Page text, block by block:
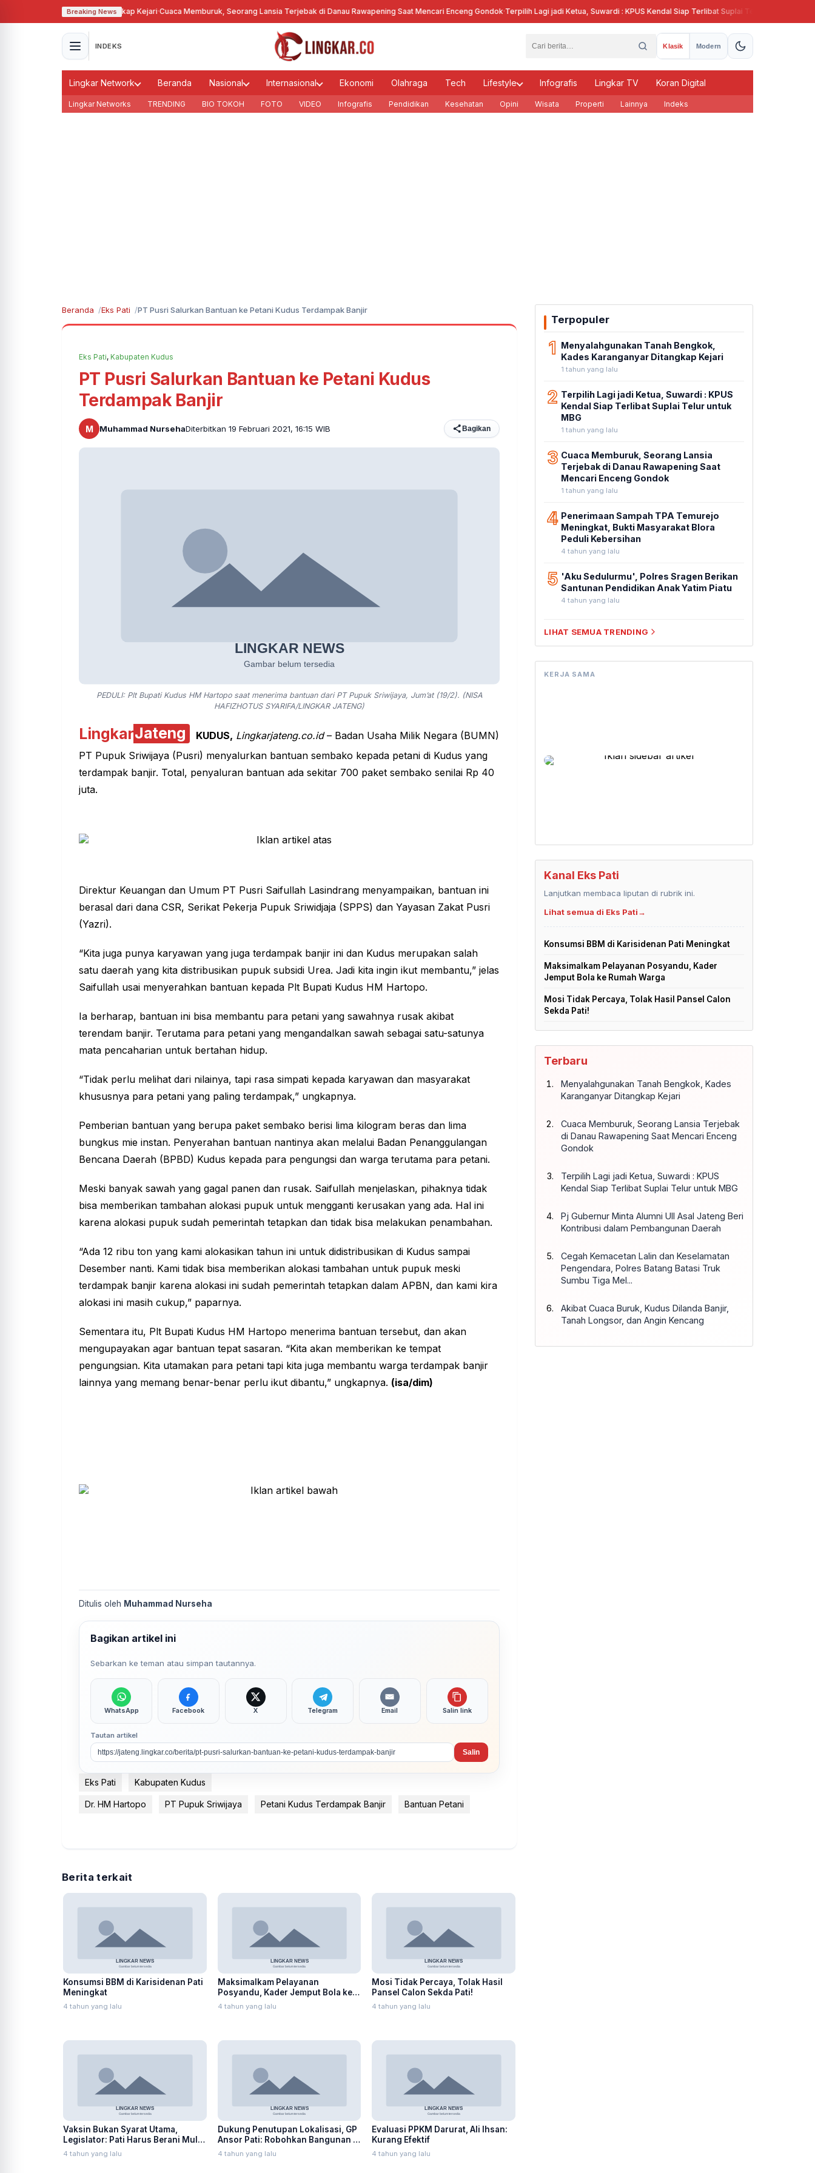
Breaking News
Karanganyar Ditangkap Kejari· Cuaca Memburuk, Seorang Lansia Terjebak di Danau Rawapening Saat Mencari Enceng Gondok·Terpilih Lagi jadi Ketua, Suwardi : KPUS Kendal Siap Terlibat Suplai Telur untuk MBG
INDEKS Klasik Modern
Lingkar Network Beranda Nasional Internasional Ekonomi Olahraga Tech Lifestyle Infografis Lingkar TV Koran Digital
Lingkar Networks TRENDING BIO TOKOH FOTO VIDEO Infografis Pendidikan Kesehatan Opini Wisata Properti Lainnya Indeks
Beranda Eks Pati PT Pusri Salurkan Bantuan ke Petani Kudus Terdampak Banjir
Eks Pati, Kabupaten Kudus
PT Pusri Salurkan Bantuan ke Petani Kudus
Terdampak Banjir
M Muhammad NursehaDiterbitkan 19 Februari 2021, 16:15 WIB Bagikan
PEDULI: Plt Bupati Kudus HM Hartopo saat menerima bantuan dari PT Pupuk Sriwijaya, Jum’at (19/2). (NISA
HAFIZHOTUS SYARIFA/LINGKAR JATENG)
LingkarJateng KUDUS, Lingkarjateng.co.id– Badan Usaha Milik Negara (BUMN)
PT Pupuk Sriwijaya (Pusri) menyalurkan bantuan sembako kepada petani di Kudus yang
terdampak banjir. Total, penyaluran bantuan ada sekitar 700 paket sembako senilai Rp 40
juta.
Direktur Keuangan dan Umum PT Pusri Saifullah Lasindrang menyampaikan, bantuan ini
berasal dari dana CSR, Serikat Pekerja Pupuk Sriwidjaja (SPPS) dan Yayasan Zakat Pusri
(Yazri).
“Kita juga punya karyawan yang juga terdampak banjir ini dan Kudus merupakan salah
satu daerah yang kita distribusikan pupuk subsidi Urea. Jadi kita ingin ikut membantu,” jelas
Saifullah usai menyerahkan bantuan kepada Plt Bupati Kudus HM Hartopo.
Ia berharap, bantuan ini bisa membantu para petani yang sawahnya rusak akibat
terendam banjir. Terutama para petani yang mengandalkan sawah sebagai satu-satunya
mata pencaharian untuk bertahan hidup.
“Tidak perlu melihat dari nilainya, tapi rasa simpati kepada karyawan dan masyarakat
khususnya para petani yang paling terdampak,” ungkapnya.
Pemberian bantuan yang berupa paket sembako berisi lima kilogram beras dan lima
bungkus mie instan. Penyerahan bantuan nantinya akan melalui Badan Penanggulangan
Bencana Daerah (BPBD) Kudus kepada para pengungsi dan warga terutama para petani.
Meski banyak sawah yang gagal panen dan rusak. Saifullah menjelaskan, pihaknya tidak
bisa memberikan tambahan alokasi pupuk untuk mengganti kerusakan yang ada. Hal ini
karena alokasi pupuk sudah pemerintah tetapkan dan tidak bisa melakukan penambahan.
“Ada 12 ribu ton yang kami alokasikan tahun ini untuk didistribusikan di Kudus sampai
Desember nanti. Kami tidak bisa memberikan alokasi tambahan untuk pupuk meski
terdampak banjir karena alokasi ini sudah pemerintah tetapkan dalam APBN, dan kami kira
alokasi ini masih cukup,” paparnya.
Sementara itu, Plt Bupati Kudus HM Hartopo menerima bantuan tersebut, dan akan
mengupayakan agar bantuan tepat sasaran. “Kita akan memberikan ke tempat
pengungsian. Kita utamakan para petani tapi kita juga membantu warga terdampak banjir
lainnya yang memang benar-benar perlu ikut dibantu,” ungkapnya. (isa/dim)
Ditulis oleh Muhammad Nurseha
Bagikan artikel ini
Sebarkan ke teman atau simpan tautannya.
WhatsApp Facebook X Telegram Email Salin link
Tautan artikel
Salin
Eks Pati Kabupaten Kudus
Dr. HM Hartopo PT Pupuk Sriwijaya Petani Kudus Terdampak Banjir Bantuan Petani
Berita terkait
Konsumsi BBM di Karisidenan Pati
Meningkat
4 tahun yang lalu
Maksimalkam Pelayanan
Posyandu, Kader Jemput Bola ke
Rumah Warga
4 tahun yang lalu
Mosi Tidak Percaya, Tolak Hasil
Pansel Calon Sekda Pati!
4 tahun yang lalu
Vaksin Bukan Syarat Utama,
Legislator: Pati Harus Berani Mulai
PTM
4 tahun yang lalu
Dukung Penutupan Lokalisasi, GP
Ansor Pati: Robohkan Bangunan di
Lorok Indah!
4 tahun yang lalu
Evaluasi PPKM Darurat, Ali Ihsan:
Kurang Efektif
4 tahun yang lalu
Terpopuler
1 Menyalahgunakan Tanah Bengkok,
Kades Karanganyar Ditangkap Kejari
1 tahun yang lalu
2 Terpilih Lagi jadi Ketua, Suwardi : KPUS
Kendal Siap Terlibat Suplai Telur untuk
MBG
1 tahun yang lalu
3 Cuaca Memburuk, Seorang Lansia
Terjebak di Danau Rawapening Saat
Mencari Enceng Gondok
1 tahun yang lalu
4 Penerimaan Sampah TPA Temurejo
Meningkat, Bukti Masyarakat Blora
Peduli Kebersihan
4 tahun yang lalu
5 'Aku Sedulurmu', Polres Sragen Berikan
Santunan Pendidikan Anak Yatim Piatu
4 tahun yang lalu
LIHAT SEMUA TRENDING
KERJA SAMA
Kanal Eks Pati
Lanjutkan membaca liputan di rubrik ini.
Lihat semua di Eks Pati→
Konsumsi BBM di Karisidenan Pati Meningkat
Maksimalkam Pelayanan Posyandu, Kader
Jemput Bola ke Rumah Warga
Mosi Tidak Percaya, Tolak Hasil Pansel Calon
Sekda Pati!
Terbaru
Menyalahgunakan Tanah Bengkok, Kades
Karanganyar Ditangkap Kejari
Cuaca Memburuk, Seorang Lansia Terjebak
di Danau Rawapening Saat Mencari Enceng
Gondok
Terpilih Lagi jadi Ketua, Suwardi : KPUS
Kendal Siap Terlibat Suplai Telur untuk MBG
Pj Gubernur Minta Alumni UII Asal Jateng Beri
Kontribusi dalam Pembangunan Daerah
Cegah Kemacetan Lalin dan Keselamatan
Pengendara, Polres Batang Batasi Truk
Sumbu Tiga Mel...
Akibat Cuaca Buruk, Kudus Dilanda Banjir,
Tanah Longsor, dan Angin Kencang